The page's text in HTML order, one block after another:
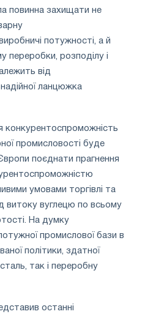
повинна захищати не
потужності, а й
переробки, розподілу і
від
ланцюжка
конкурентоспроможність
промисловості буде
поєднати прагнення
умовами торгівлі та
витоку вуглецю по всьому
На думку
промислової бази в
політики, здатної
так і переробну
останні